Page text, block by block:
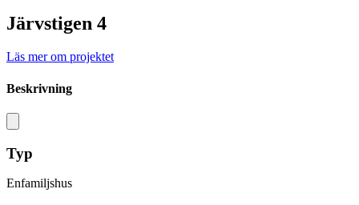
Järvstigen 4
Läs mer om projektet
Beskrivning
Typ
Enfamiljshus